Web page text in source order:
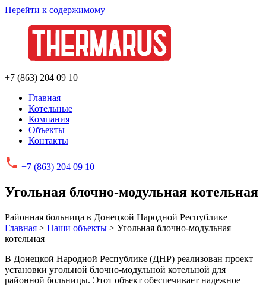
Перейти к содержимому
+7 (863) 204 09 10
Главная
Котельные
Компания
Объекты
Контакты
+7 (863) 204 09 10
Угольная блочно-модульная котельная
Районная больница в Донецкой Народной Республике
Главная > Наши объекты > Угольная блочно-модульная
котельная
В Донецкой Народной Республике (ДНР) реализован проект
установки угольной блочно-модульной котельной для
районной больницы. Этот объект обеспечивает надежное